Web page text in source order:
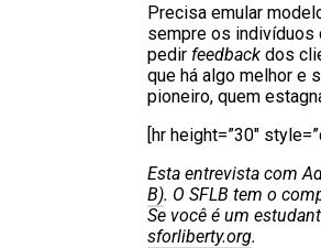
Precisa emular
sempre os indivíduos
pedir feedback dos
que há algo melhor e
pioneiro, quem
[hr height=”30″
Esta entrevista com
B). O SFLB tem o
Se você é um
sforliberty.org.